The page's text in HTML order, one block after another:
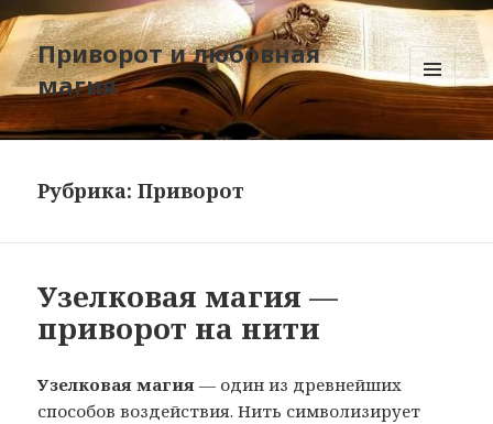
Приворот и любовная
магия
МЕНЮ
И
ВИДЖЕТЫ
Рубрика:Приворот
Узелковая магия —
приворот на нити
Узелковая магия — один из древнейших
способов воздействия. Нить символизирует